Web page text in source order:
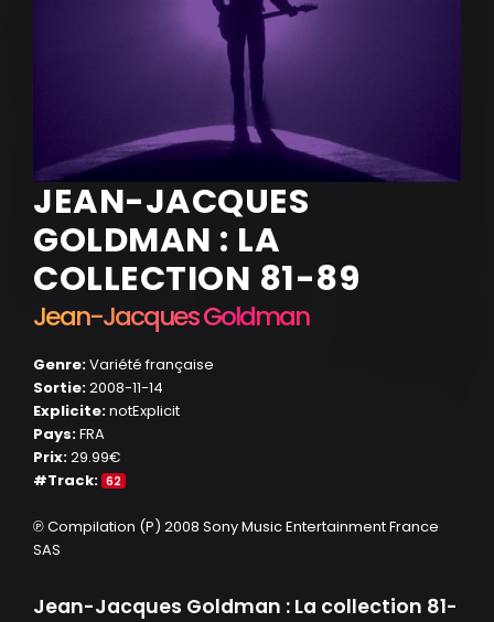
JEAN-JACQUES
GOLDMAN : LA
COLLECTION 81-89
Jean-Jacques Goldman
Genre:Variété française
Sortie:2008-11-14
Explicite:notExplicit
Pays:FRA
Prix:29.99€
#Track: 62
℗ Compilation (P) 2008 Sony Music Entertainment France
SAS
Jean-Jacques Goldman : La collection 81-